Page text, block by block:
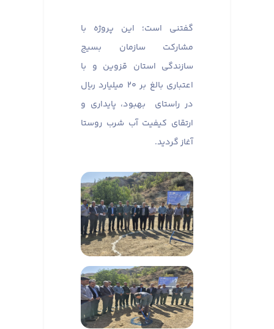
گفتنی است؛ این پروژه با
مشارکت سازمان بسیج
سازندگی استان قزوین و با
اعتباری بالغ بر ۲۰ میلیارد ریال
در راستای بهبود، پایداری و
ارتقای کیفیت آب شرب روستا
آغاز گردید.